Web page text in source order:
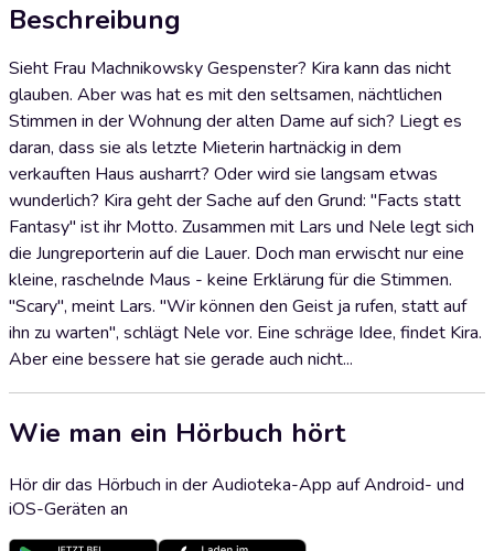
Beschreibung
Sieht Frau Machnikowsky Gespenster? Kira kann das nicht
glauben. Aber was hat es mit den seltsamen, nächtlichen
Stimmen in der Wohnung der alten Dame auf sich? Liegt es
daran, dass sie als letzte Mieterin hartnäckig in dem
verkauften Haus ausharrt? Oder wird sie langsam etwas
wunderlich? Kira geht der Sache auf den Grund: "Facts statt
Fantasy" ist ihr Motto. Zusammen mit Lars und Nele legt sich
die Jungreporterin auf die Lauer. Doch man erwischt nur eine
kleine, raschelnde Maus - keine Erklärung für die Stimmen.
"Scary", meint Lars. "Wir können den Geist ja rufen, statt auf
ihn zu warten", schlägt Nele vor. Eine schräge Idee, findet Kira.
Aber eine bessere hat sie gerade auch nicht...
Wie man ein Hörbuch hört
Hör dir das Hörbuch in der Audioteka-App auf Android- und
iOS-Geräten an